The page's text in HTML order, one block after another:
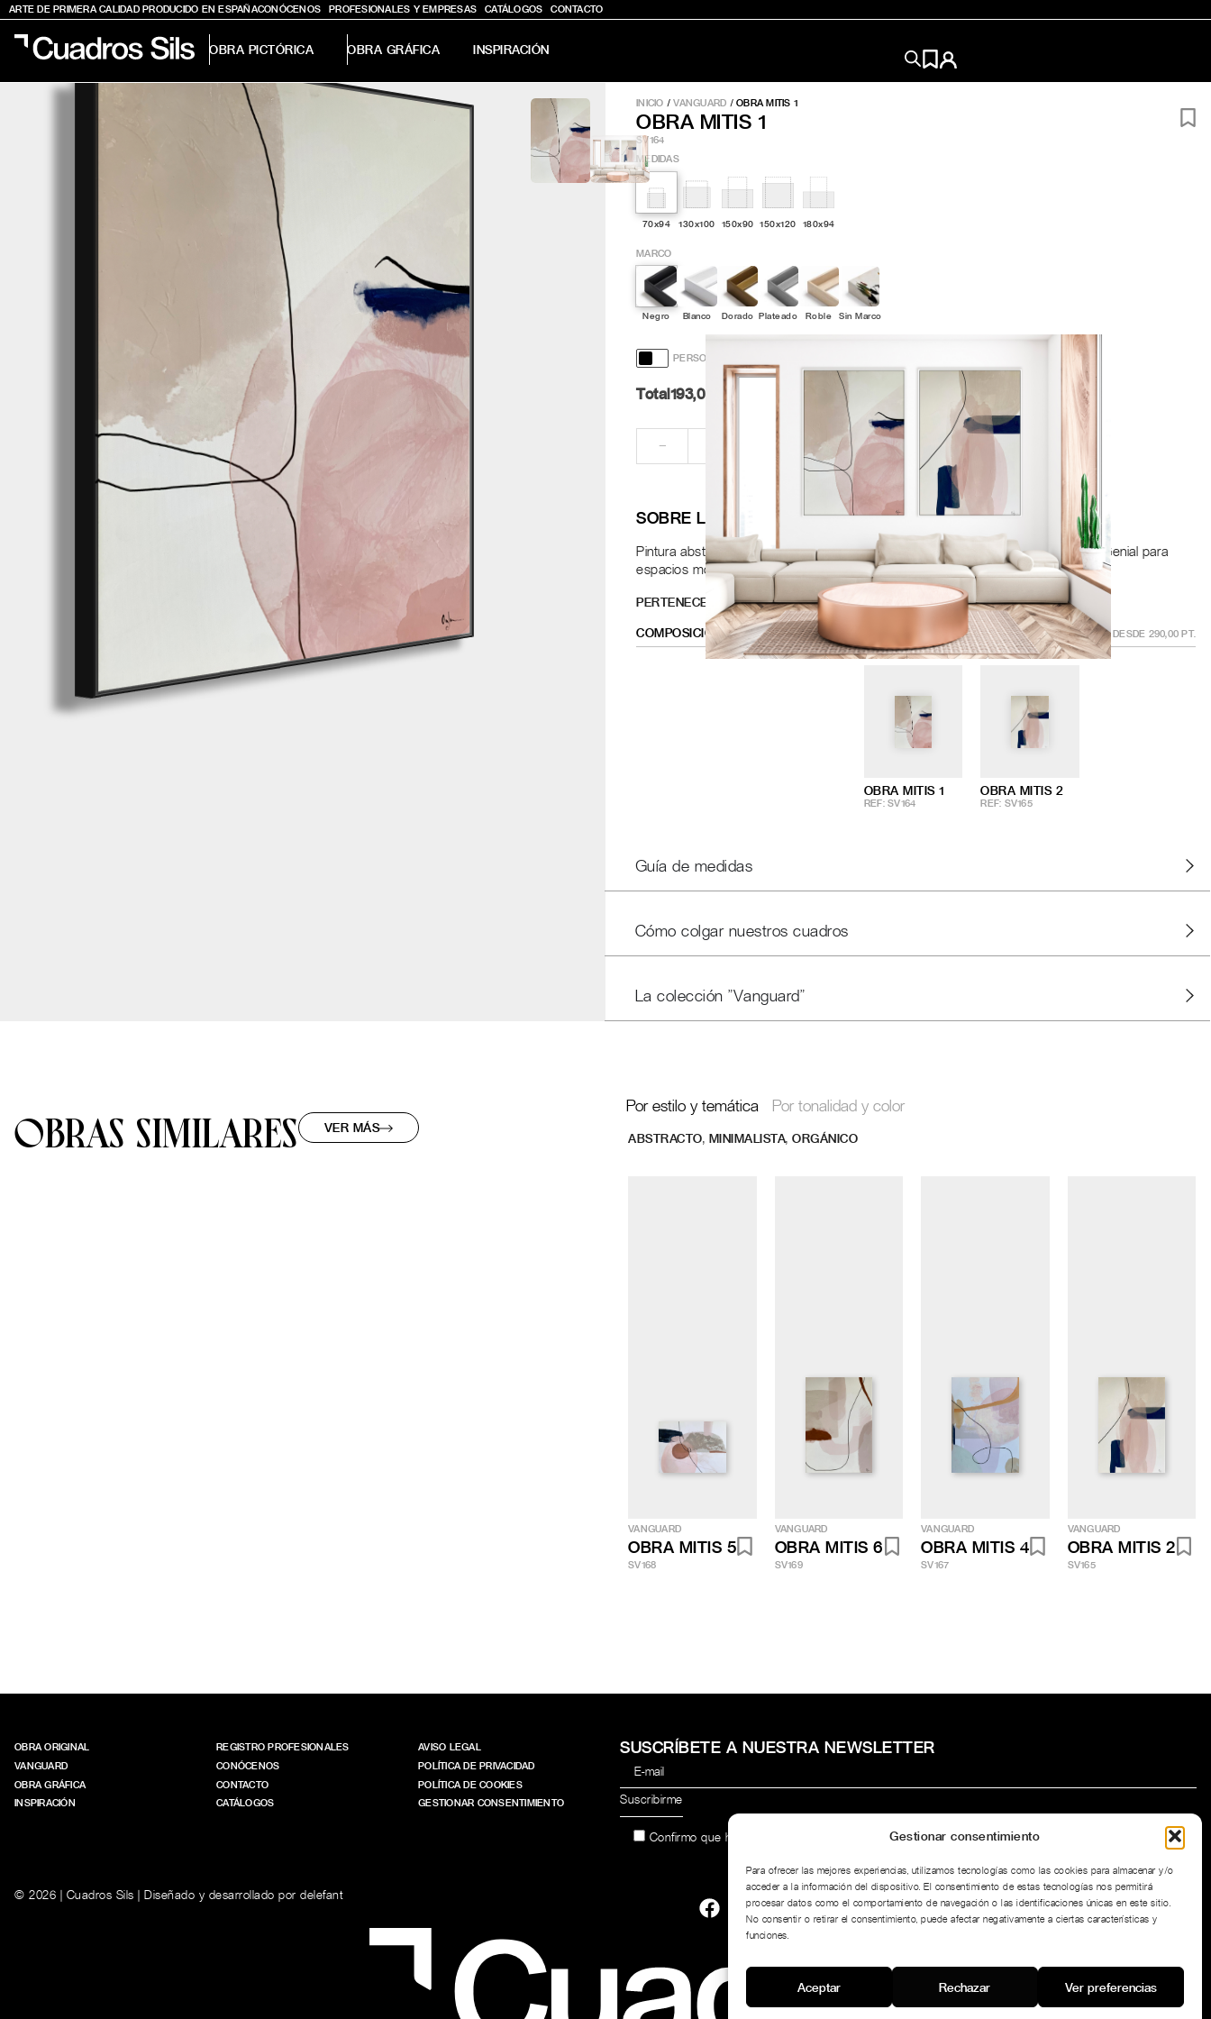
Gestionar consentimiento
Para ofrecer las mejores experiencias, utilizamos tecnologías como las cookies para almacenar y/o
acceder a la información del dispositivo. El consentimiento de estas tecnologías nos permitirá
procesar datos como el comportamiento de navegación o las identificaciones únicas en este sitio.
No consentir o retirar el consentimiento, puede afectar negativamente a ciertas características y
funciones.
Aceptar Rechazar Ver preferencias
ARTE DE PRIMERA CALIDAD PRODUCIDO EN ESPAÑACONÓCENOS PROFESIONALES Y EMPRESAS CATÁLOGOS CONTACTO
OBRA PICTÓRICA OBRA GRÁFICA INSPIRACIÓN
Obra Pictórica
INICIO /VANGUARD / OBRA MITIS 1
OBRA MITIS 1
SV164
MEDIDAS
70x94 130x100 150x90 150x120 180x94
PERSONALIZACIÓN Y DISEÑO
MARCO
Negro Blanco Dorado Plateado Roble Sin Marco
Total193,00 Pt.
−
REGÍSTRATE PARA AÑADIR AL CARRITO
SOBRE LA OBRA
Pintura abstracta en suaves rosas y beiges, con acentos negros y textura sutil. Genial para
espacios modernos que busquen refinamiento y un matiz creativo.
PERTENECE A LA COMPOSICIÓN: MITIS 1
COMPOSICIÓN MITIS 12OBRAS COMPRAR COMPOSICIÓN DESDE 290,00 PT.
OBRA MITIS 1
REF: SV164
OBRA MITIS 2
REF: SV165
Guía de medidas
Cómo colgar nuestros cuadros
La colección "Vanguard"
OBRAS SIMILARES VER MÁS
Por estilo y temática Por tonalidad y color
ABSTRACTO, MINIMALISTA, ORGÁNICO
VANGUARD
OBRA MITIS 5
SV168
VANGUARD
OBRA MITIS 6
SV169
VANGUARD
OBRA MITIS 4
SV167
VANGUARD
OBRA MITIS 2
SV165
OBRA ORIGINAL
VANGUARD
OBRA GRÁFICA
INSPIRACIÓN
REGISTRO PROFESIONALES
CONÓCENOS
CONTACTO
CATÁLOGOS
AVISO LEGAL
POLÍTICA DE PRIVACIDAD
POLÍTICA DE COOKIES
GESTIONAR CONSENTIMIENTO
SUSCRÍBETE A NUESTRA NEWSLETTER
Confirmo que he leído y acepto la Política de privacidad del sitio web.
© 2026 | Cuadros Sils | Diseñado y desarrollado por delefant